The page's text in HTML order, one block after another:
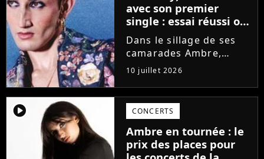
avec son premier
single : essai réussi ou
manqué ? Voici notre
avis !
Dans le sillage de ses
camarades Ambre,
Bastiaan ou Melissa,
Victor Aupecle lance
son projet musical ce
vendredi 10 juillet avec
la parution du single Je
fais de mon mieux. Le
demi-finaliste...
10 juillet 2026
player2 CONCERTS
Ambre en tournée : le
prix des places pour